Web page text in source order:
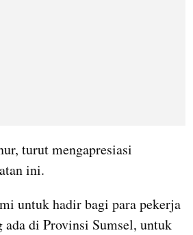
turut mengapresiasi
ini.
untuk hadir bagi para pekerja
ada di Provinsi Sumsel, untuk